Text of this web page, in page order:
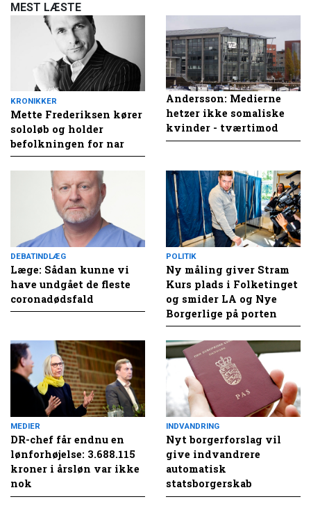
MEST LÆSTE
KRONIKKER
Mette Frederiksen kører
sololøb og holder
befolkningen for nar
Andersson: Medierne
hetzer ikke somaliske
kvinder - tværtimod
DEBATINDLÆG
Læge: Sådan kunne vi
have undgået de fleste
coronadødsfald
POLITIK
Ny måling giver Stram
Kurs plads i Folketinget
og smider LA og Nye
Borgerlige på porten
MEDIER
DR-chef får endnu en
lønforhøjelse: 3.688.115
kroner i årsløn var ikke
nok
INDVANDRING
Nyt borgerforslag vil
give indvandrere
automatisk
statsborgerskab